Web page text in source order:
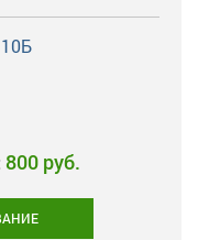
800 руб.